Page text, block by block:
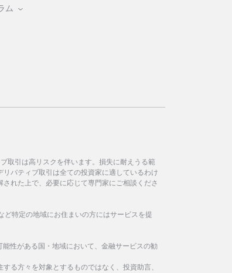
ム
取引は高リスクを伴います。損失に耐えうる範
バティブ取引は全ての投資家に適しているわけ
れた上で、必要に応じて専門家にご相談くださ
ど特定の地域にお住まいの方にはサービスを提
性がある国・地域において、金融サービスの勧
る方々を対象とするものではなく、投資助言、